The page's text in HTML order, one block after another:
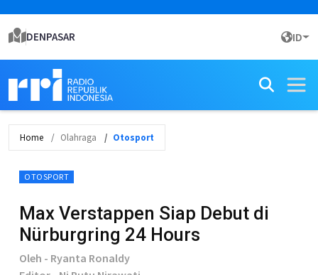
DENPASAR ID
Home Olahraga Otosport
OTOSPORT
Max Verstappen Siap Debut di
Nürburgring 24 Hours
Oleh - Ryanta Ronaldy